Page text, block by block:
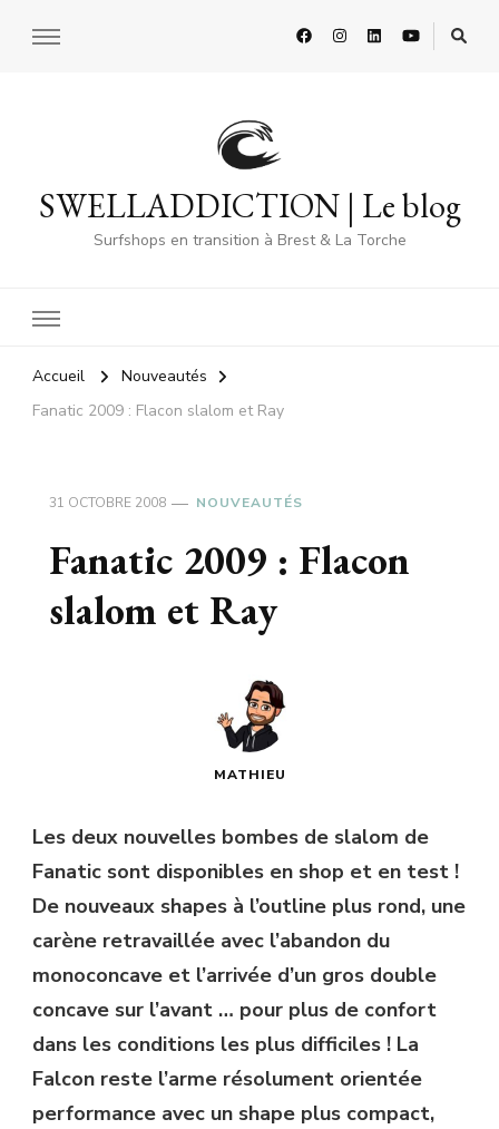
SWELLADDICTION | Le blog
Surfshops en transition à Brest & La Torche
Accueil
Nouveautés
Fanatic 2009 : Flacon slalom et Ray
31 OCTOBRE 2008 NOUVEAUTÉS
Fanatic 2009 : Flacon
slalom et Ray
MATHIEU
Les deux nouvelles bombes de slalom de
Fanatic sont disponibles en shop et en test !
De nouveaux shapes à l’outline plus rond, une
carène retravaillée avec l’abandon du
monoconcave et l’arrivée d’un gros double
concave sur l’avant … pour plus de confort
dans les conditions les plus difficiles ! La
Falcon reste l’arme résolument orientée
performance avec un shape plus compact,